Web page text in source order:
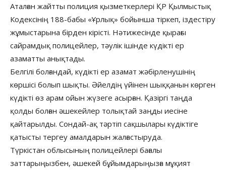
Аталған жайтты полиция қызметкерлері ҚР Қылмыстық
Кодексінің 188-бабы «Ұрлық» бойынша тіркеп, іздестіру
жұмыстарына бірден кірісті. Нәтижесінде қырағы
сайрамдық полицейлер, тәулік ішінде күдікті ер
азаматты анықтады.
Белгілі болғандай, күдікті ер азамат жәбірленушінің
көршісі болып шықты. Әйелдің үйінен шыққанын көрген
күдікті өз арам ойын жүзеге асырған. Қазіргі таңда
қолды болған әшекейлер толықтай заңды иесіне
қайтарылды. Сондай-ақ тәртіп сақшылары күдіктіге
қатысты тергеу амалдарын жалғастыруда.
Түркістан облысының полицейлері бағалы
заттарыңызбен, әшекей бұйымдарыңызға мұқият